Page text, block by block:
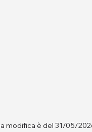
modifica è del 31/05/